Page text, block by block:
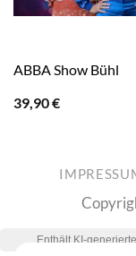
ABBA Show Bühl
39,90€